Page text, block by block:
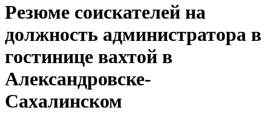
Резюме соискателей на
должность администратора в
гостинице вахтой в
Александровске-
Сахалинском